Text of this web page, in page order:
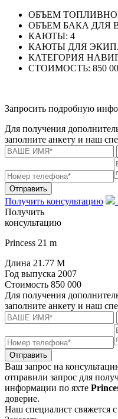
ОБЪЕМ
ОБЪЕМ БАКА ДЛЯ
КАЮТЫ: 4
КАЮТЫ ДЛЯ
КАТЕГОРИЯ
СТОИМОСТЬ: 850
Запросить подробную
Для получения
заполните анкету и наш
Отправить
Получить консультацию
Получить
консультацию
Princess 21 m
Длина 21.77 M
Год выпуска 2007
Стоимость 850 000
Для получения
заполните анкету и наш
Отправить
Ваш запрос на
отправили запрос для
информации по яхте
доверие.
Наш специалист свяжется